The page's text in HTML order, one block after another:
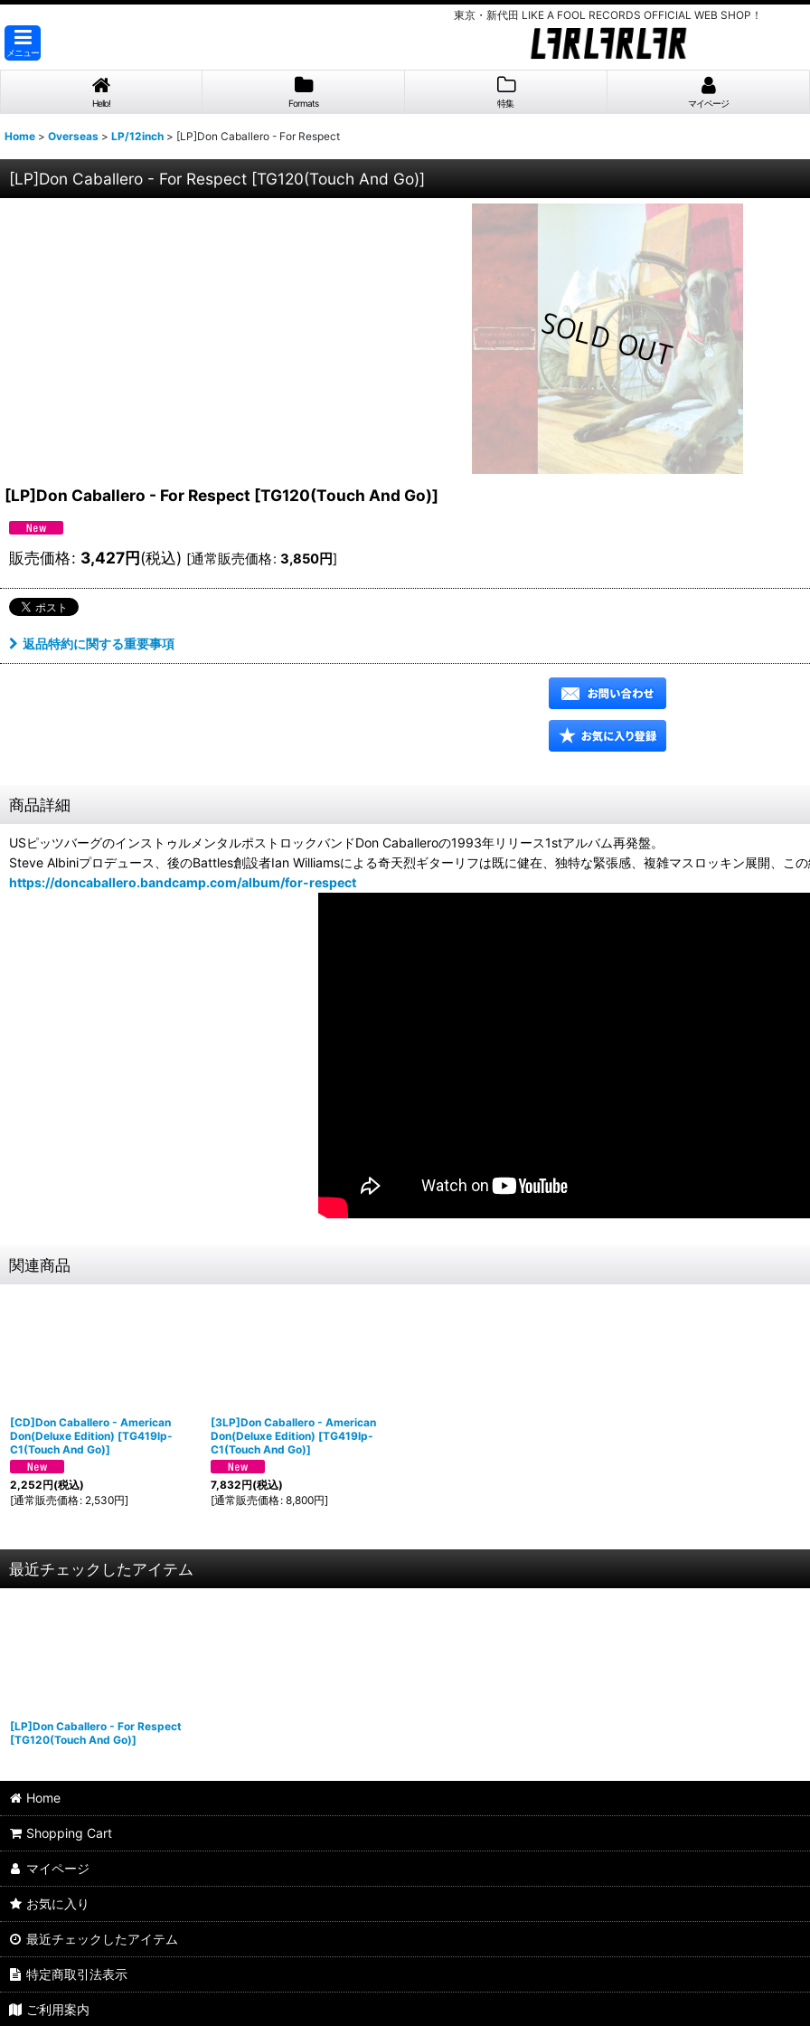
東京・新代田 LIKE A FOOL RECORDS OFFICIAL WEB SHOP！
メニュー
Hello! Formats 特集 マイページ
Home > Overseas > LP/12inch > [LP]Don Caballero - For Respect
[LP]Don Caballero - For Respect [TG120(Touch And Go)]
[LP]Don Caballero - For Respect [TG120(Touch And Go)]
販売価格: 3,427円(税込) [通常販売価格: 3,850円]
返品特約に関する重要事項
商品詳細
USピッツバーグのインストゥルメンタルポストロックバンドDon Caballeroの1993年リリース1stアルバム再発盤。
Steve Albiniプロデュース、後のBattles創設者Ian Williamsによる奇天烈ギターリフは既に健在、独特な緊張感、複雑マスロッキン展開、こ
https://doncaballero.bandcamp.com/album/for-respect
関連商品
[CD]Don Caballero - American
Don(Deluxe Edition) [TG419lp-
C1(Touch And Go)]
2,252円(税込)
[通常販売価格: 2,530円]
[3LP]Don Caballero - American
Don(Deluxe Edition) [TG419lp-
C1(Touch And Go)]
7,832円(税込)
[通常販売価格: 8,800円]
最近チェックしたアイテム
[LP]Don Caballero - For Respect
[TG120(Touch And Go)]
Home
Shopping Cart
マイページ
お気に入り
最近チェックしたアイテム
特定商取引法表示
ご利用案内